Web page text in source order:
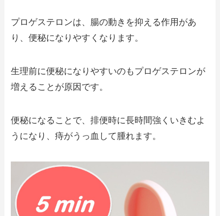
プロゲステロンは、腸の動きを抑える作用があ
り、便秘になりやすくなります。
生理前に便秘になりやすいのもプロゲステロンが
増えることが原因です。
便秘になることで、排便時に長時間強くいきむよ
うになり、痔がうっ血して腫れます。